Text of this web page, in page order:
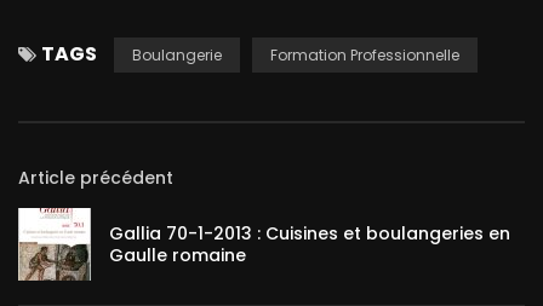
TAGS Boulangerie Formation Professionnelle
Article précédent
Gallia 70-1-2013 : Cuisines et boulangeries en
Gaulle romaine